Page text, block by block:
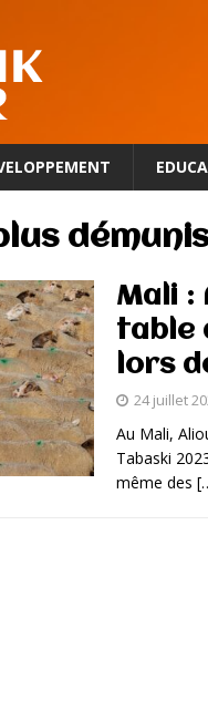
démunis
Mali :
table
lors
24 juillet
Au Mali,
Tabaski
même des